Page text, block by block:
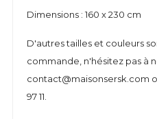
Dimensions : 160 x 230 cm
D'autres tailles et couleurs
commande, n'hésitez pas à
contact@maisonsersk.com
97 11.